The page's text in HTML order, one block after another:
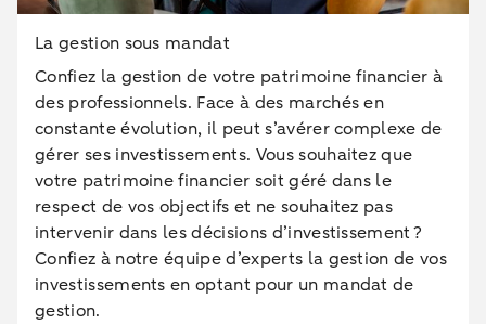
La gestion sous mandat
Confiez la gestion de votre patrimoine financier à
des professionnels. Face à des marchés en
constante évolution, il peut s’avérer complexe de
gérer ses investissements. Vous souhaitez que
votre patrimoine financier soit géré dans le
respect de vos objectifs et ne souhaitez pas
intervenir dans les décisions d’investissement ?
Confiez à notre équipe d’experts la gestion de vos
investissements en optant pour un mandat de
gestion.